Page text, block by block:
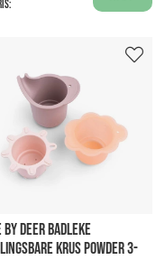
BY DEER BADLEKE
KRUS POWDER 3-